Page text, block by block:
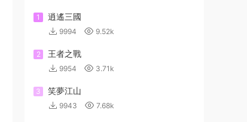
1 逍遙三國
9994 9.52k
2 王者之戰
9954 3.71k
3 笑夢江山
9943 7.68k